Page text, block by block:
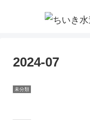
2024-07
未分類